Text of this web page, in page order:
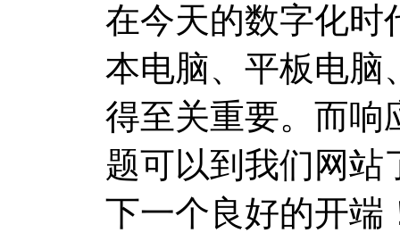
在今天的数字化时
本电脑、平板电脑
得至关重要。而响
题可以到我们网站
下一个良好的开端